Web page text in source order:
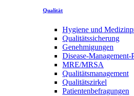
Qualität
Hygiene und
Qualitätssicherung
Genehmigungen
Disease-Management-
MRE/MRSA
Qualitätsmanagement
Qualitätszirkel
Patientenbefragungen